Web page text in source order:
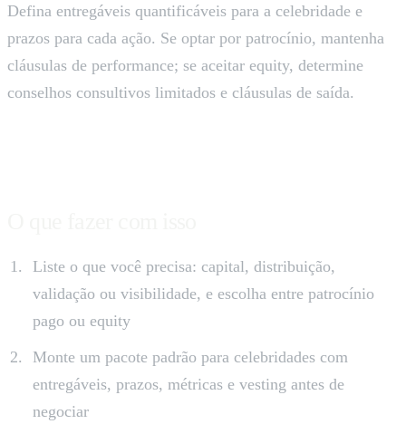
Defina entregáveis quantificáveis para a celebridade e
prazos para cada ação. Se optar por patrocínio, mantenha
cláusulas de performance; se aceitar equity, determine
conselhos consultivos limitados e cláusulas de saída.
Liste o que você precisa: capital, distribuição,
validação ou visibilidade, e escolha entre patrocínio
pago ou equity
Monte um pacote padrão para celebridades com
entregáveis, prazos, métricas e vesting antes de
negociar